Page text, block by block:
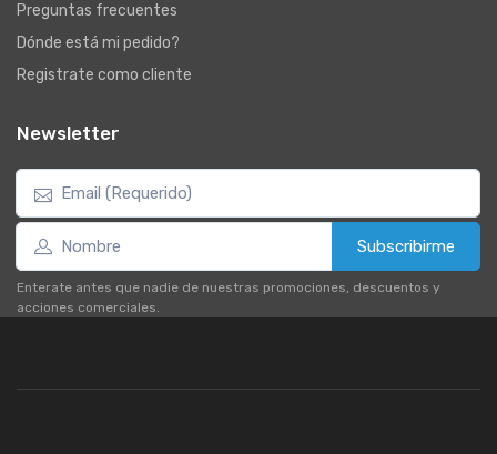
Preguntas frecuentes
Dónde está mi pedido?
Registrate como cliente
Newsletter
Subscribirme
Enterate antes que nadie de nuestras promociones, descuentos y
acciones comerciales.